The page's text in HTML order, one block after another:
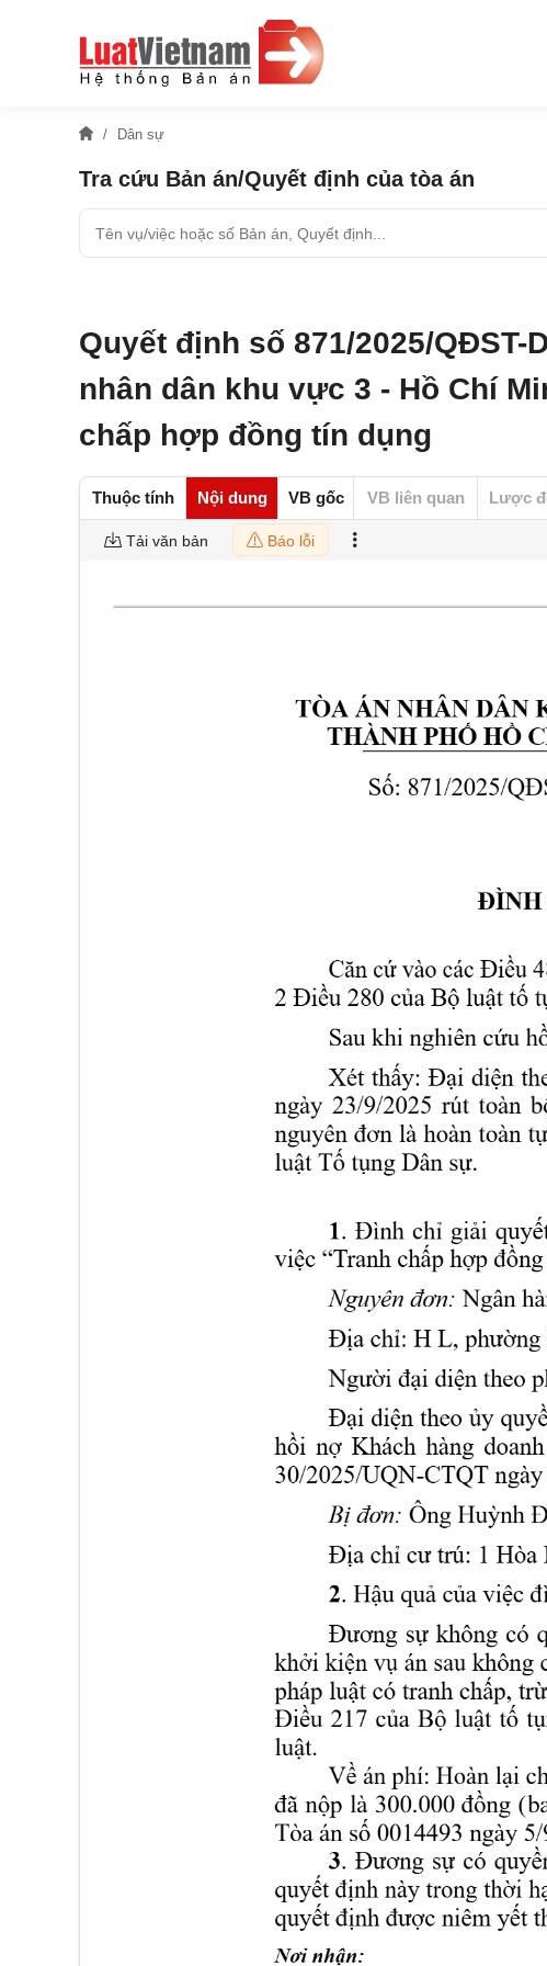
Dân sự
Tra cứu Bản án/Quyết định của tòa án
Quyết định số 871/2025/QĐST-
nhân dân khu vực 3 - Hồ Chí
chấp hợp đồng tín dụng
Thuộc tính Nội dung VB gốc VB liên quan Lược
Tải văn bản Báo lỗi